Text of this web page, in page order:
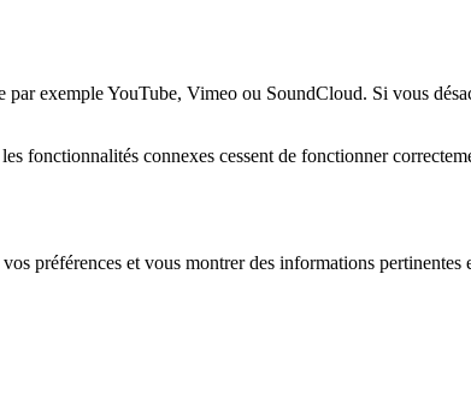
exemple YouTube, Vimeo ou SoundCloud. Si vous
fonctionnalités connexes cessent de fonctionner
préférences et vous montrer des informations pertinentes